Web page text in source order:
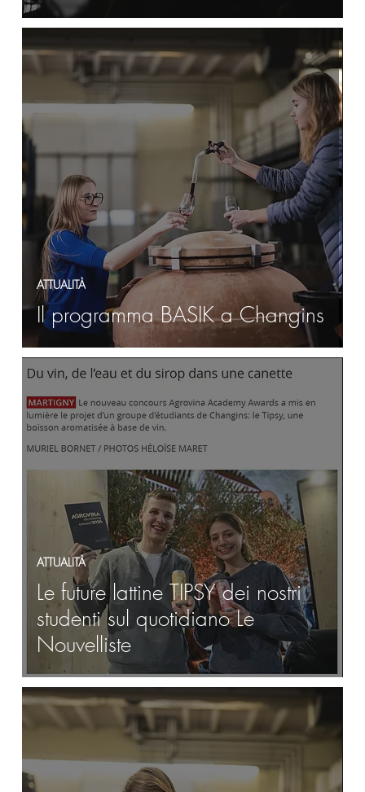
Il programma BASIK a Changins
ATTUALITÀ
Le future lattine TIPSY dei nostri
studenti sul quotidiano Le
Nouvelliste
ATTUALITÀ